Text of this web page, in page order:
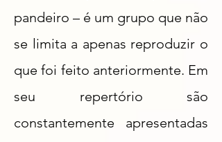
pandeiro – é um grupo que não
se limita a apenas reproduzir o
que foi feito anteriormente. Em
seu repertório são
constantemente apresentadas